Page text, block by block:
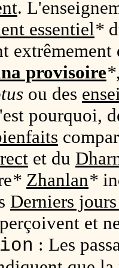
.
essentiel*
provisoire*
ou des
pourquoi,
et du
* Zhanlan*
Derniers
et
: Les